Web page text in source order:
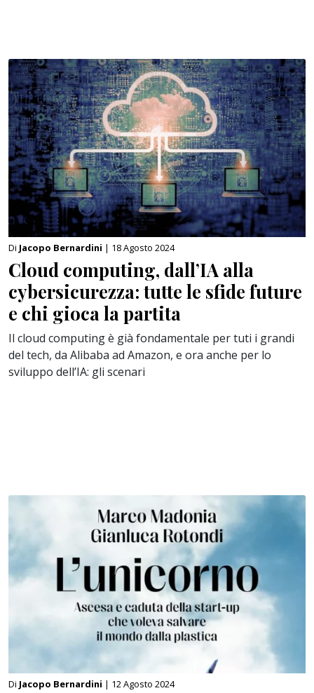
Di Jacopo Bernardini | 18 Agosto 2024
Cloud computing, dall’IA alla
cybersicurezza: tutte le sfide future
e chi gioca la partita
Il cloud computing è già fondamentale per tuti i grandi
del tech, da Alibaba ad Amazon, e ora anche per lo
sviluppo dell’IA: gli scenari
Di Jacopo Bernardini | 12 Agosto 2024